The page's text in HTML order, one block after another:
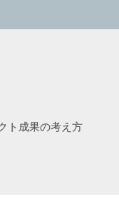
ト成果の考え方